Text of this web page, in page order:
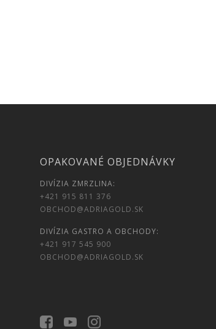
OPAKOVANÉ OBJEDNÁVKY
DIVÍZIA ZMRZLINA:
+421 915 811 376
OBCHOD@ADRIAGOLD.SK
DIVÍZIA GASTRO A OBCHODY:
+421 917 545 900
OBCHOD@ADRIAGOLD.SK